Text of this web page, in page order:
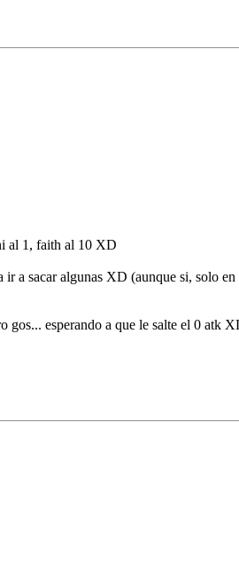
al 1, faith al 10 XD
a sacar algunas XD (aunque si, solo
esperando a que le salte el 0 atk